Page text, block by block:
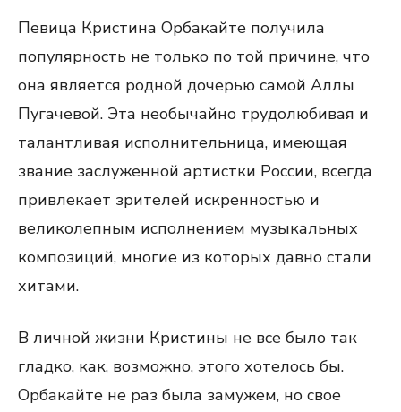
Певица Кристина Орбакайте получила
популярность не только по той причине, что
она является родной дочерью самой Аллы
Пугачевой. Эта необычайно трудолюбивая и
талантливая исполнительница, имеющая
звание заслуженной артистки России, всегда
привлекает зрителей искренностью и
великолепным исполнением музыкальных
композиций, многие из которых давно стали
хитами.
В личной жизни Кристины не все было так
гладко, как, возможно, этого хотелось бы.
Орбакайте не раз была замужем, но свое